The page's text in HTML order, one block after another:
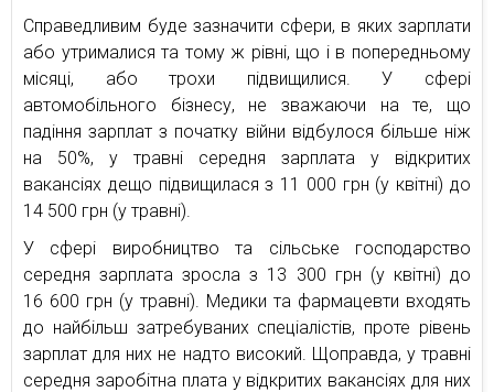
Справедливим буде зазначити сфери, в яких зарплати
або утрималися та тому ж рівні, що і в попередньому
місяці, або трохи підвищилися. У сфері
автомобільного бізнесу, не зважаючи на те, що
падіння зарплат з початку війни відбулося більше ніж
на 50%, у травні середня зарплата у відкритих
вакансіях дещо підвищилася з 11 000 грн (у квітні) до
14 500 грн (у травні).
У сфері виробництво та сільське господарство
середня зарплата зросла з 13 300 грн (у квітні) до
16 600 грн (у травні). Медики та фармацевти входять
до найбільш затребуваних спеціалістів, проте рівень
зарплат для них не надто високий. Щоправда, у травні
середня заробітна плата у відкритих вакансіях для них